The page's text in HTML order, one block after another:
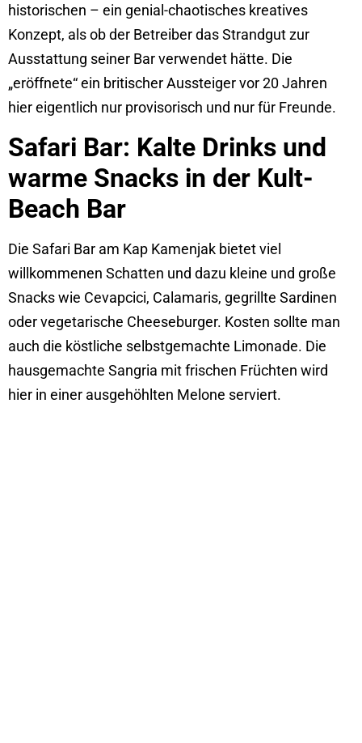
historischen – ein genial-chaotisches kreatives
Konzept, als ob der Betreiber das Strandgut zur
Ausstattung seiner Bar verwendet hätte. Die
„eröffnete“ ein britischer Aussteiger vor 20 Jahren
hier eigentlich nur provisorisch und nur für Freunde.
Safari Bar: Kalte Drinks und
warme Snacks in der Kult-
Beach Bar
Die Safari Bar am Kap Kamenjak bietet viel
willkommenen Schatten und dazu kleine und große
Snacks wie Cevapcici, Calamaris, gegrillte Sardinen
oder vegetarische Cheeseburger. Kosten sollte man
auch die köstliche selbstgemachte Limonade. Die
hausgemachte Sangria mit frischen Früchten wird
hier in einer ausgehöhlten Melone serviert.